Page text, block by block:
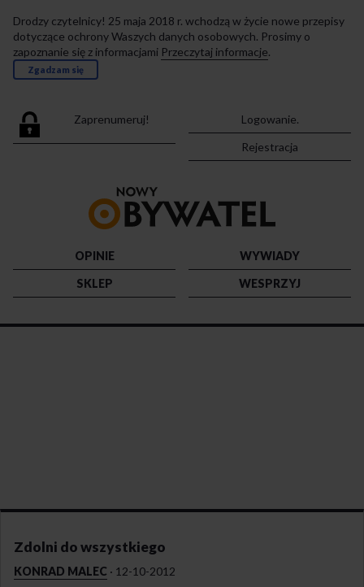
Drodzy czytelnicy! 25 maja 2018 r. wchodzą w życie nowe przepisy
dotyczące ochrony Waszych danych osobowych. Prosimy o
zapoznanie się z informacjami Przeczytaj informacje.
Zgadzam się
Zaprenumeruj!
Logowanie.
Rejestracja
strony
OPINIE
WYWIADY
SKLEP
WESPRZYJ
Zdolni do wszystkiego
KONRAD MALEC · 12-10-2012